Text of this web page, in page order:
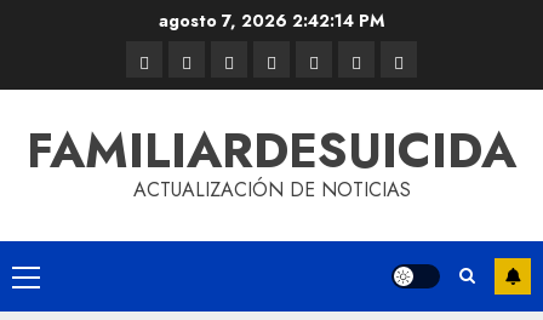
agosto 7, 2026 2:42:14 PM
FAMILIARDESUICIDA
ACTUALIZACIÓN DE NOTICIAS